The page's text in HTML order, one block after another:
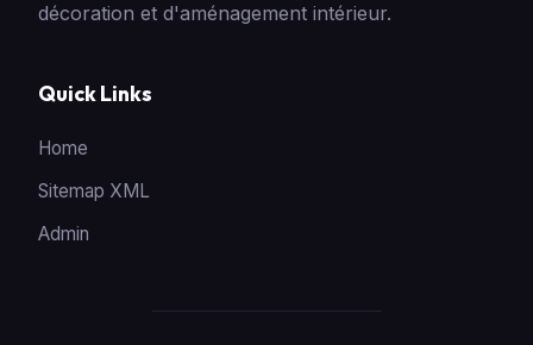
décoration et d'aménagement intérieur.
Quick Links
Home
Sitemap XML
Admin